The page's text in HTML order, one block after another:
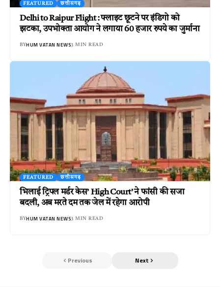
FEATURED छत्तीसगढ़
Delhi to Raipur Flight : फ्लाइट छूटने पर इंडिगो को
झटका, उपभोक्ता आयोग ने लगाया 60 हजार रुपये का जुर्माना
BYHUM VATAN NEWS3 MIN READ
FEATURED छत्तीसगढ़
भिलाई ट्रिपल मर्डर केस’ High Court’ ने फांसी की सजा
बदली, अब मरते दम तक जेल में रहेगा आरोपी
BYHUM VATAN NEWS3 MIN READ
Previous Next